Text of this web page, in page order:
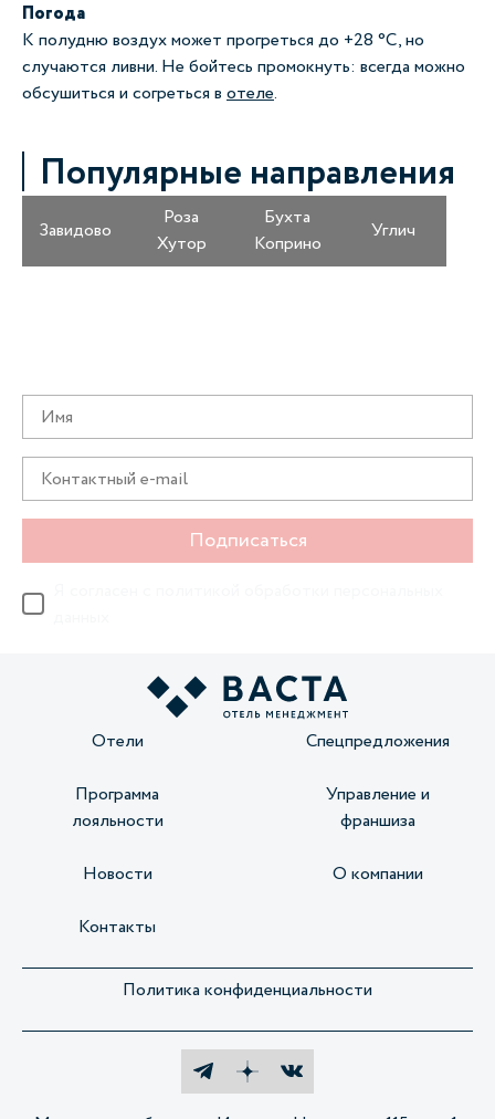
Погода
К полудню воздух может прогреться до +28 °C, но
случаются ливни. Не бойтесь промокнуть: всегда можно
обсушиться и согреться в отеле.
Популярные направления
Завидово
Роза
Хутор
Бухта
Коприно
Углич
Подписаться
Отели Спецпредложения
Программа
лояльности
Управление и
франшиза
Новости О компании
Контакты
Политика конфиденциальности